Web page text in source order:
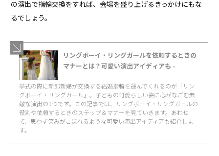
の演出で指輪交換をすれば、会場を盛り上げるきっかけにもな
るでしょう。
リングボーイ・リングガールを依頼するときの
マナーとは？可愛い演出アイディアも -
挙式の際に新郎新婦が交換する結婚指輪を運んでくれるのが「リン
グボーイ・リングガール」。子どもの可愛らしい姿に心がなごむ素
敵な演出の1つです。この記事では、リングボーイ・リングガールの
役割や依頼するときのステップ＆マナーを見ていきます。あわせ
て、思わず笑みがこぼれるような可愛い演出アイディアも紹介しま
す。